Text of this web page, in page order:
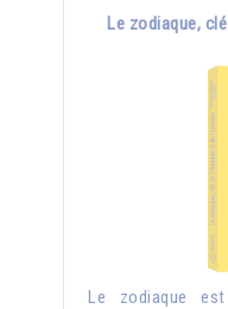
Le zodiaque,
Le zodiaque